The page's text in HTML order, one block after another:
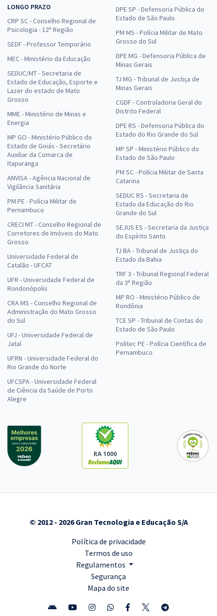
LONGO PRAZO
CRP SC - Conselho Regional de
Psicologia - 12ª Região
SEDF - Professor Temporário
MEC - Ministério da Educação
SEDUC/MT - Secretaria de
Estado de Educação, Esporte e
Lazer do estado de Mato
Grosso
MME - Ministério de Minas e
Energia
MP GO - Ministério Público do
Estado de Goiás - Secretário
Auxiliar da Comarca de
Itapuranga
ANVISA - Agência Nacional de
Vigilância Sanitária
PM PE - Polícia Militar de
Pernambuco
CRECI MT - Conselho Regional de
Corretores de Imóveis do Mato
Grosso
Universidade Federal de
Catalão - UFCAT
UFR - Universidade Federal de
Rondonópolis
CRA MS - Conselho Regional de
Administração do Mato Grosso
do Sul
UFJ - Universidade Federal de
Jataí
UFRN - Universidade Federal do
Rio Grande do Norte
UFCSPA - Universidade Federal
de Ciência da Saúde de Porto
Alegre
DPE SP - Defensoria Pública do
Estado de São Paulo
PM MS - Polícia Militar de Mato
Grosso do Sul
DPE MG - Defensoria Pública de
Minas Gerais
TJ MG - Tribunal de Justiça de
Minas Gerais
CGDF - Controladoria Geral do
Distrito Federal
DPE RS - Defensoria Pública do
Estado do Rio Grande do Sul
MP SP - Ministério Público do
Estado de São Paulo
PM SC - Polícia Militar de Santa
Catarina
SEDUC RS - Secretaria de
Estado da Educação do Rio
Grande do Sul
SEJUS ES - Secretaria da Justiça
do Espírito Santo
TJ BA - Tribunal de Justiça do
Estado da Bahia
TRF 3 - Tribunal Regional Federal
da 3ª Região
MP RO - Ministério Público de
Rondônia
TCE SP - Tribunal de Contas do
Estado de São Paulo
Politec PE - Polícia Científica de
Pernambuco
RA 1000
© 2012 - 2026 Gran Tecnologia e Educação S/A
Política de privacidade
Termos de uso
Regulamentos
Segurança
Mapa do site